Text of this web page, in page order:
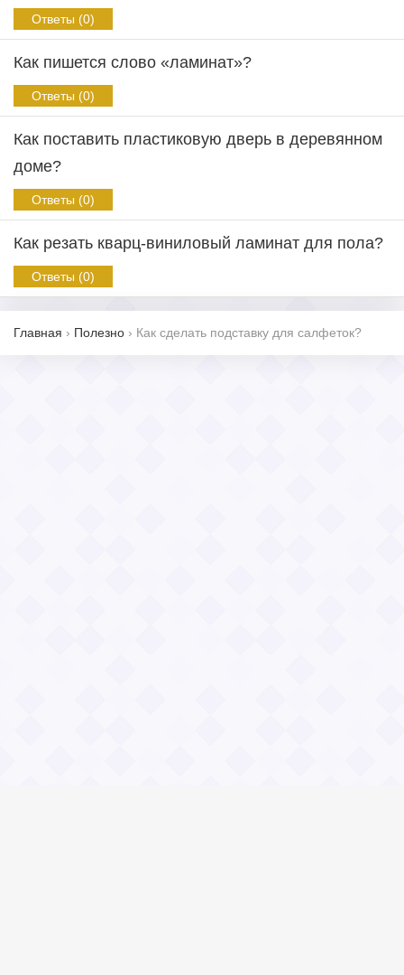
Ответы (0)
Как пишется слово «ламинат»?
Ответы (0)
Как поставить пластиковую дверь в деревянном
доме?
Ответы (0)
Как резать кварц-виниловый ламинат для пола?
Ответы (0)
Главная › Полезно › Как сделать подставку для салфеток?